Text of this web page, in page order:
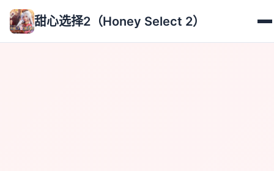
甜心选择2（Honey Select 2）